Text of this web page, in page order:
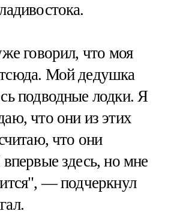
говорил, что моя
Мой дедушка
подводные лодки. Я
что они из этих
что они
здесь, но мне
— подчеркнул